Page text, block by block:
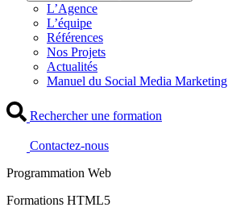
L’Agence
L’équipe
Références
Nos Projets
Actualités
Manuel du Social Media Marketing
Rechercher une formation
Contactez-nous
Programmation Web
Formations HTML5